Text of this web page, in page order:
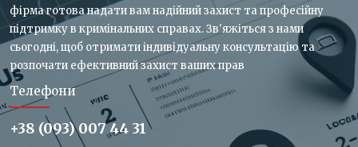
фірма готова надати вам надійний захист та професійну
підтримку в кримінальних справах. Зв'яжіться з нами
сьогодні, щоб отримати індивідуальну консультацію та
розпочати ефективний захист ваших прав
Телефони
+38 (093) 007 44 31